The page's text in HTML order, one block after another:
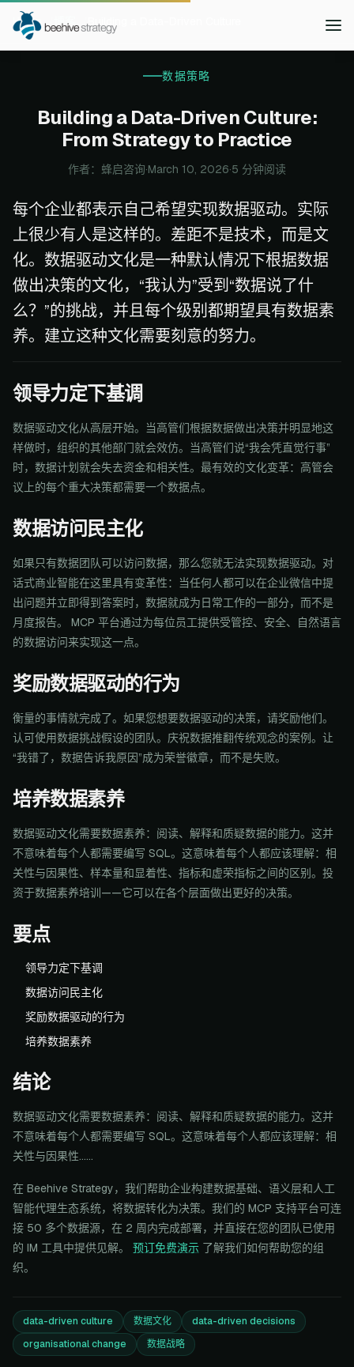
Home 博客 Building a Data-Driven Culture
数据策略
Building a Data-Driven Culture:
From Strategy to Practice
作者：蜂启咨询·March 10, 2026·5 分钟阅读
每个企业都表示自己希望实现数据驱动。实际
上很少有人是这样的。差距不是技术，而是文
化。数据驱动文化是一种默认情况下根据数据
做出决策的文化，“我认为”受到“数据说了什
么？”的挑战，并且每个级别都期望具有数据素
养。建立这种文化需要刻意的努力。
领导力定下基调
数据驱动文化从高层开始。当高管们根据数据做出决策并明显地这
样做时，组织的其他部门就会效仿。当高管们说“我会凭直觉行事”
时，数据计划就会失去资金和相关性。最有效的文化变革：高管会
议上的每个重大决策都需要一个数据点。
数据访问民主化
如果只有数据团队可以访问数据，那么您就无法实现数据驱动。对
话式商业智能在这里具有变革性：当任何人都可以在企业微信中提
出问题并立即得到答案时，数据就成为日常工作的一部分，而不是
月度报告。 MCP 平台通过为每位员工提供受管控、安全、自然语言
的数据访问来实现这一点。
奖励数据驱动的行为
衡量的事情就完成了。如果您想要数据驱动的决策，请奖励他们。
认可使用数据挑战假设的团队。庆祝数据推翻传统观念的案例。让
“我错了，数据告诉我原因”成为荣誉徽章，而不是失败。
培养数据素养
数据驱动文化需要数据素养：阅读、解释和质疑数据的能力。这并
不意味着每个人都需要编写 SQL。这意味着每个人都应该理解：相
关性与因果性、样本量和显着性、指标和虚荣指标之间的区别。投
资于数据素养培训——它可以在各个层面做出更好的决策。
要点
领导力定下基调
数据访问民主化
奖励数据驱动的行为
培养数据素养
结论
数据驱动文化需要数据素养：阅读、解释和质疑数据的能力。这并
不意味着每个人都需要编写 SQL。这意味着每个人都应该理解：相
关性与因果性......
在 Beehive Strategy，我们帮助企业构建数据基础、语义层和人工
智能代理生态系统，将数据转化为决策。我们的 MCP 支持平台可连
接 50 多个数据源，在 2 周内完成部署，并直接在您的团队已使用
的 IM 工具中提供见解。 预订免费演示 了解我们如何帮助您的组
织。
data-driven culture 数据文化
data-driven decisions
organisational change
数据战略